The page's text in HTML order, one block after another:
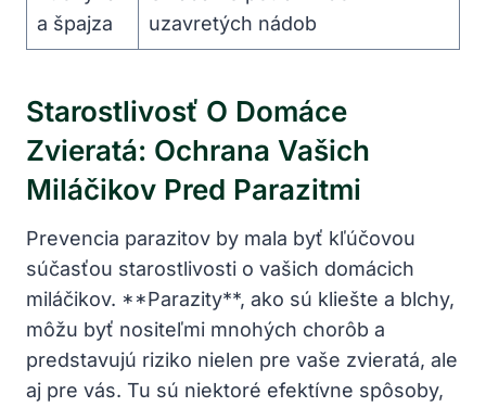
a špajza
uzavretých nádob
Starostlivosť O Domáce
‍zvieratá: Ochrana⁢ Vašich
Miláčikov Pred ⁣parazitmi
Prevencia parazitov by ⁢mala byť⁣ kľúčovou
⁤súčasťou⁤ starostlivosti o vašich ‌domácich
‌miláčikov.‌ **Parazity**, ako sú⁣ kliešte a blchy,
môžu ⁣byť nositeľmi mnohých⁣ chorôb a
predstavujú riziko nielen pre​ vaše ‍zvieratá,⁤ ale
aj ​pre‍ vás. ‍Tu⁢ sú niektoré efektívne spôsoby,